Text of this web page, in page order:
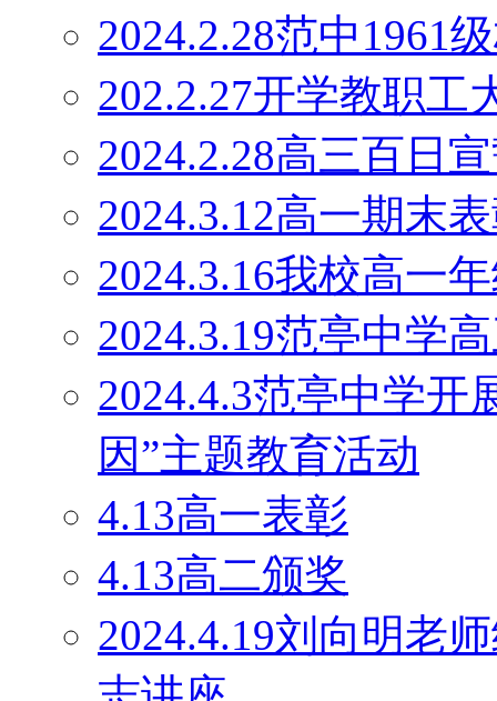
2024.2.28范中1961
202.2.27开学教职工
2024.2.28高三百日
2024.3.12高一期末
2024.3.16我校高一
2024.3.19范亭中学
2024.4.3范亭中学开
因”主题教育活动
4.13高一表彰
4.13高二颁奖
2024.4.19刘向明老